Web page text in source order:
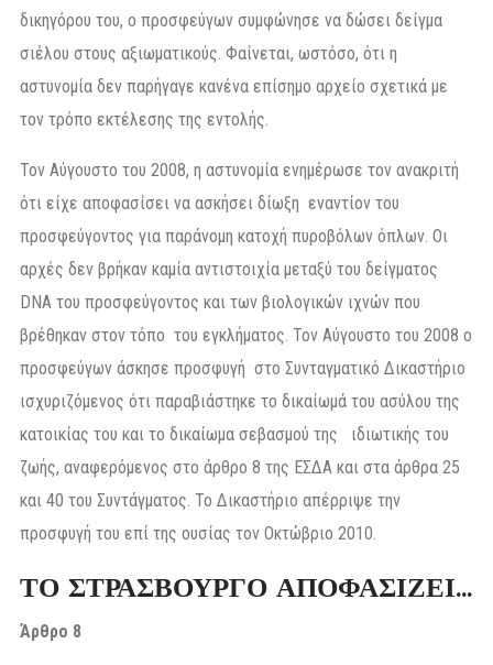
δικηγόρου του, ο προσφεύγων συμφώνησε να δώσει δείγμα
σιέλου στους αξιωματικούς. Φαίνεται, ωστόσο, ότι η
αστυνομία δεν παρήγαγε κανένα επίσημο αρχείο σχετικά με
τον τρόπο εκτέλεσης της εντολής.
Τον Αύγουστο του 2008, η αστυνομία ενημέρωσε τον ανακριτή
ότι είχε αποφασίσει να ασκήσει δίωξη εναντίον του
προσφεύγοντος για παράνομη κατοχή πυροβόλων όπλων. Οι
αρχές δεν βρήκαν καμία αντιστοιχία μεταξύ του δείγματος
DNA του προσφεύγοντος και των βιολογικών ιχνών που
βρέθηκαν στον τόπο του εγκλήματος. Τον Αύγουστο του 2008 ο
προσφεύγων άσκησε προσφυγή στο Συνταγματικό Δικαστήριο
ισχυριζόμενος ότι παραβιάστηκε το δικαίωμά του ασύλου της
κατοικίας του και το δικαίωμα σεβασμού της ιδιωτικής του
ζωής, αναφερόμενος στο άρθρο 8 της ΕΣΔΑ και στα άρθρα 25
και 40 του Συντάγματος. Το Δικαστήριο απέρριψε την
προσφυγή του επί της ουσίας τον Οκτώβριο 2010.
ΤΟ ΣΤΡΑΣΒΟΥΡΓΟ ΑΠΟΦΑΣΙΖΕΙ…
Άρθρο 8